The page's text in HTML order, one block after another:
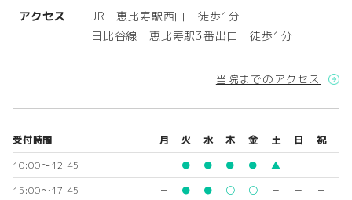
アクセス
JR 恵比寿駅西口 徒歩1分
日比谷線 恵比寿駅3番出口 徒歩1分
当院までのアクセス
受付時間 月 火 水 木 金 土 日
祝
10:00～12:45
－ ● ● ● ● ▲ －
－
15:00～17:45
－ ● ● 〇 〇 － － －